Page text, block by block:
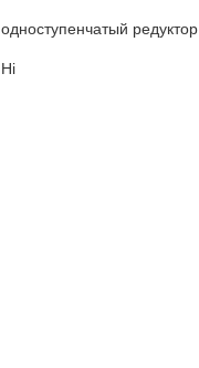
одноступенчатый редуктор
Ні